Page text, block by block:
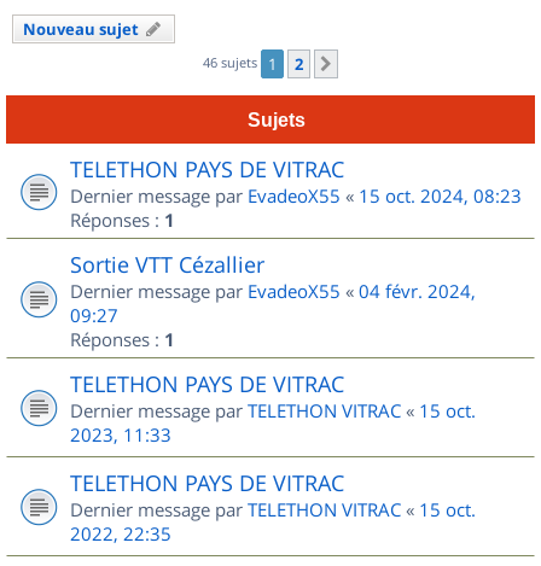
Nouveau sujet
46 sujets 1 2
Sujets
TELETHON PAYS DE VITRAC
Dernier message par EvadeoX55 « 15 oct. 2024, 08:23
Réponses : 1
Sortie VTT Cézallier
Dernier message par EvadeoX55 « 04 févr. 2024,
09:27
Réponses : 1
TELETHON PAYS DE VITRAC
Dernier message par TELETHON VITRAC « 15 oct.
2023, 11:33
TELETHON PAYS DE VITRAC
Dernier message par TELETHON VITRAC « 15 oct.
2022, 22:35